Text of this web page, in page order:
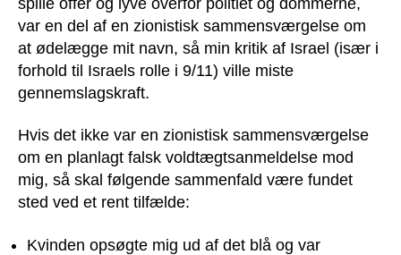
var en del af en zionistisk sammensværgelse om
at ødelægge mit navn, så min kritik af Israel (især i
forhold til Israels rolle i 9/11) ville miste
gennemslagskraft.
Hvis det ikke var en zionistisk sammensværgelse
om en planlagt falsk voldtægtsanmeldelse mod
mig, så skal følgende sammenfald være fundet
sted ved et rent tilfælde:
Kvinden opsøgte mig ud af det blå og var